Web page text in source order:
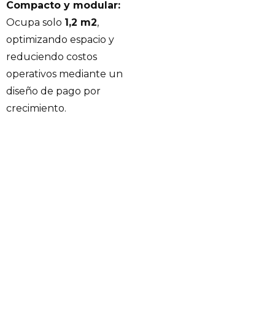
Compacto y modular:
Ocupa solo 1,2 m2,
optimizando espacio y
reduciendo costos
operativos mediante un
diseño de pago por
crecimiento.